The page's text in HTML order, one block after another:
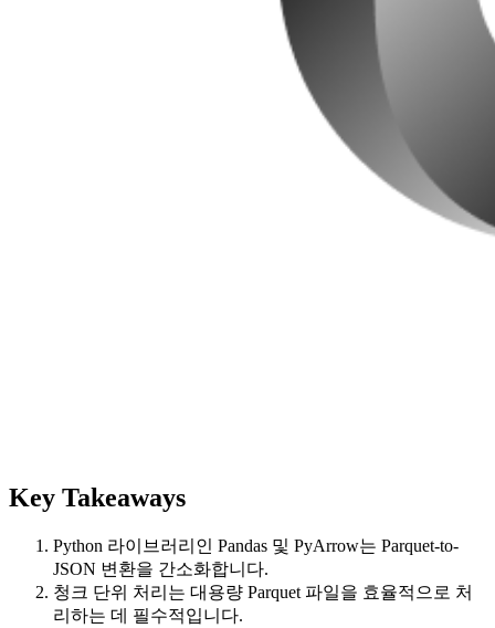
Key Takeaways
Python 라이브러리인 Pandas 및 PyArrow는 Parquet-to-
JSON 변환을 간소화합니다.
청크 단위 처리는 대용량 Parquet 파일을 효율적으로 처
리하는 데 필수적입니다.